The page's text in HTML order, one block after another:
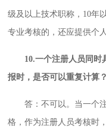
级及以上技术职称，10年
专业考核的，还应提供个
10.一个注册人员同时
报时，是否可以重复计算？
答：不可以。当一个注
格，作为注册人员考核时